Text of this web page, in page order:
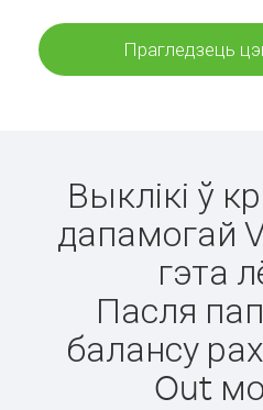
Прагледзець
Выклікі ў
дапамогай
гэта
Пасля
балансу
Out